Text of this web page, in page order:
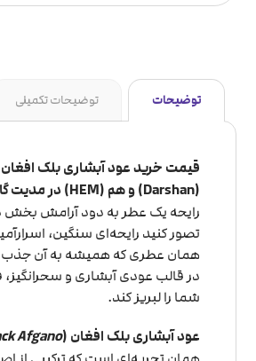
توضیحات توضیحات تکمیلی
قیمت خرید عود آبشاری بلک
(Darshan) و هم (HEM) در مدیت گالری؛
رایحه یک عطر به دود آرامش بخش
تصور کنید رایحه‌ای سنگین،
همان عطری که همیشه به آن جذب
در قالب عودی آبشاری و
شما را لبریز کند.
عود آبشاری بلک افغان (Afgano